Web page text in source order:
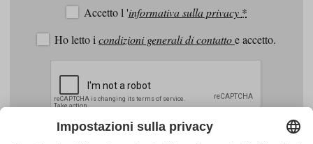
Accetto l 'informativa sulla privacy *
Ho letto i condizioni generali di contattoe accetto.